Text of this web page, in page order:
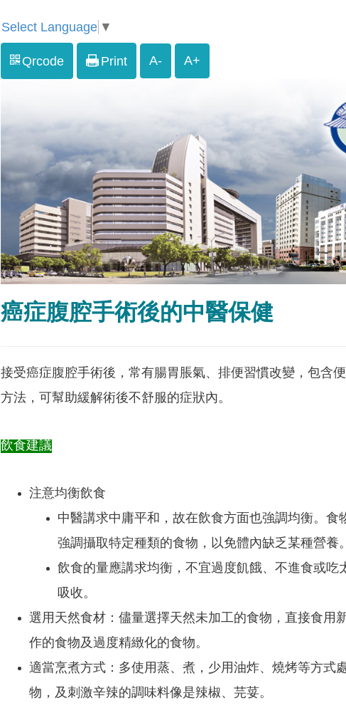
Select Language ▼
Qrcode Print A- A+
癌症腹腔手術後的中醫保健
接受癌症腹腔手術後，常有腸胃脹氣、排便習慣改變，包含
方法，可幫助緩解術後不舒服的症狀內。
飲食建議
注意均衡飲食
中醫講求中庸平和，故在飲食方面也強調均衡。
強調攝取特定種類的食物，以免體內缺乏某種營養。
飲食的量應講求均衡，不宜過度飢餓、不進食或
吸收。
選用天然食材：儘量選擇天然未加工的食物，直接食用
作的食物及過度精緻化的食物。
適當烹煮方式：多使用蒸、煮，少用油炸、燒烤等方式
物，及刺激辛辣的調味料像是辣椒、芫荽。